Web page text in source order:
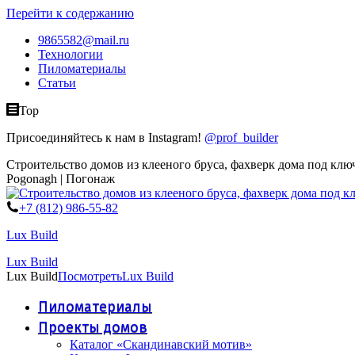
Перейти к содержанию
9865582@mail.ru
Технологии
Пиломатериалы
Статьи
Top
Присоединяйтесь к нам в Instagram! @prof_builder
Строительство домов из клееного бруса, фахверк дома под
Pogonagh | Погонаж
+7 (812) 986-55-82
Lux Build
Lux Build
Lux BuildПосмотретьLux Build
Пиломатериалы
Проекты домов
Каталог «Скандинавский мотив»